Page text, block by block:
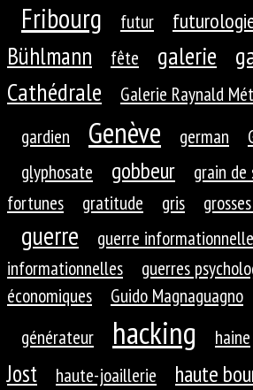
Fribourg futur
Bühlmann
fête galerie
Cathédrale
Galerie Raynald
gardien Genève german
glyphosate
gobbeur grain de
fortunes
gratitude gris
guerre guerre informationnelle
informationnelles
guerres
économiques
Guido Magnaguagno
générateur
hacking haine
Jost
haute-joaillerie haute